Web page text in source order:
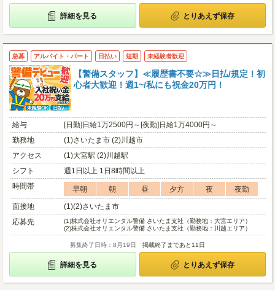
詳細を見る とりあえず保存
急募 アルバイト・パート 日払い 短期 未経験者歓迎
【警備スタッフ】≪履歴書不要☆≫日払/規定！初
心者大歓迎！週1~/私にも祝金20万円！
給与
[日勤]日給1万2500円～[夜勤]日給1万4000円～
勤務地
(1)さいたま市 (2)川越市
アクセス
(1)大宮駅 (2)川越駅
シフト
週1日以上 1日8時間以上
時間帯
早朝 朝 昼 夕方 夜
夜勤
面接地
(1)(2)さいたま市
応募先
(1)株式会社オリエンタル警備 さいたま支社（勤務地：大宮エリア）
(2)株式会社オリエンタル警備 さいたま支社（勤務地：川越エリア）
募集終了日時：8月19日 掲載終了まであと11日
詳細を見る とりあえず保存